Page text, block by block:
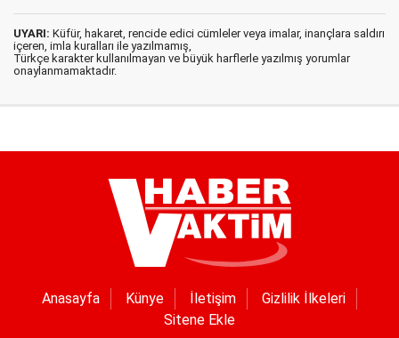
UYARI: Küfür, hakaret, rencide edici cümleler veya imalar, inançlara saldırı
içeren, imla kuralları ile yazılmamış,
Türkçe karakter kullanılmayan ve büyük harflerle yazılmış yorumlar
onaylanmamaktadır.
Anasayfa Künye İletişim
Gizlilik İlkeleri
Sitene Ekle